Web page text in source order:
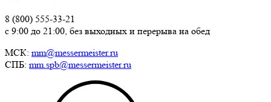
8 (800) 555-33-21
с 9:00 до 21:00, без выходных и перерыва на обед
МСК: mm@messermeister.ru
СПБ: mm.spb@messermeister.ru